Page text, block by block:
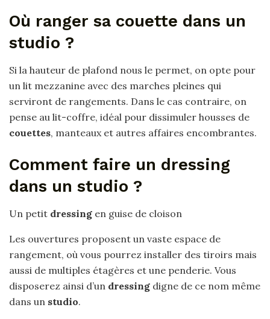
Où ranger sa couette dans un
studio ?
Si la hauteur de plafond nous le permet, on opte pour
un lit mezzanine avec des marches pleines qui
serviront de rangements. Dans le cas contraire, on
pense au lit-coffre, idéal pour dissimuler housses de
couettes, manteaux et autres affaires encombrantes.
Comment faire un dressing
dans un studio ?
Un petit dressing en guise de cloison
Les ouvertures proposent un vaste espace de
rangement, où vous pourrez installer des tiroirs mais
aussi de multiples étagères et une penderie. Vous
disposerez ainsi d’un dressing digne de ce nom même
dans un studio.